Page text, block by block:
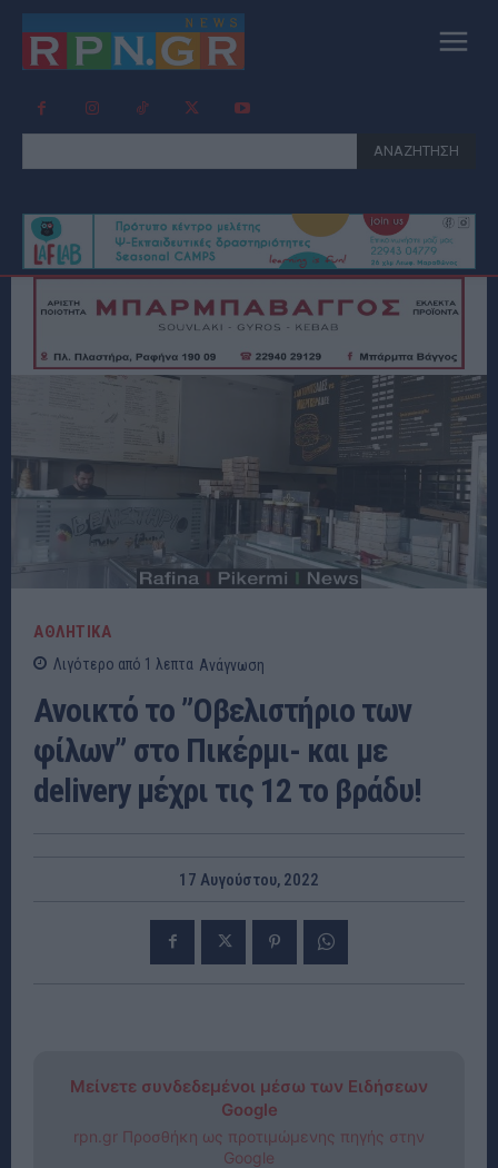
ΑΝΑΖΗΤΗΣΗ
ΑΘΛΗΤΙΚΑ
Λιγότερο από 1 λεπτα Ανάγνωση
Ανοικτό το ”Οβελιστήριο των
φίλων” στο Πικέρμι- και με
delivery μέχρι τις 12 το βράδυ!
17 Αυγούστου, 2022
Μείνετε συνδεδεμένοι μέσω των Ειδήσεων
Google
rpn.gr Προσθήκη ως προτιμώμενης πηγής στην
Google